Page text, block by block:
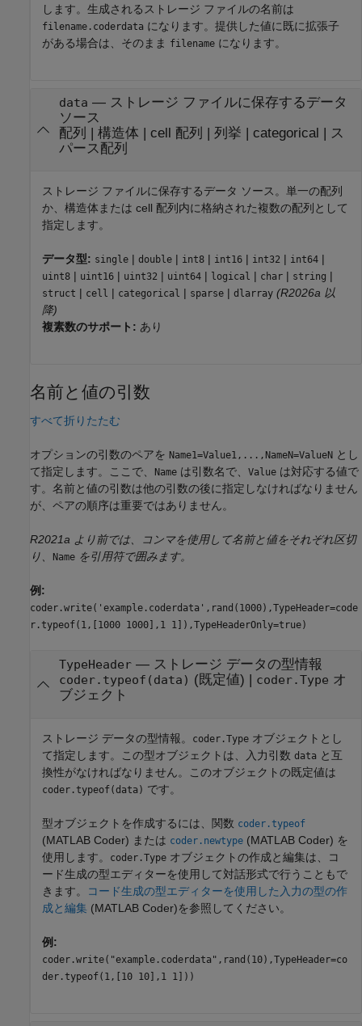
します。生成されるストレージ ファイルの名前は
filename.coderdata になります。提供した値に既に拡張子
がある場合は、そのまま filename になります。
data — ストレージ ファイルに保存するデータ
ソース
配列 | 構造体 | cell 配列 | 列挙 | categorical | ス
パース配列
ストレージ ファイルに保存するデータ ソース。単一の配列
か、構造体または cell 配列内に格納された複数の配列として
指定します。
データ型: single | double | int8 | int16 | int32 | int64 |
uint8 | uint16 | uint32 | uint64 | logical | char | string |
struct | cell | categorical | sparse | dlarray (R2026a 以
降)
複素数のサポート: あり
名前と値の引数
すべて折りたたむ
オプションの引数のペアを Name1=Value1,...,NameN=ValueN とし
て指定します。ここで、
Name は引数名で、 Value は対応する値で
す。名前と値の引数は他の引数の後に指定しなければなりません
が、ペアの順序は重要ではありません。
R2021a より前では、コンマを使用して名前と値をそれぞれ区切
り、
Name を引用符で囲みます。
例:
coder.write('example.coderdata',rand(1000),TypeHeader=code
r.typeof(1,[1000 1000],1 1]),TypeHeaderOnly=true)
TypeHeader— ストレージ データの型情報
coder.typeof(data) (既定値) | coder.Type オ
ブジェクト
ストレージ データの型情報。 coder.Type オブジェクトとし
て指定します。この型オブジェクトは、入力引数 data と互
換性がなければなりません。このオブジェクトの既定値は
coder.typeof(data) です。
型オブジェクトを作成するには、関数 coder.typeof
(MATLAB Coder) または coder.newtype (MATLAB Coder) を
使用します。
coder.Type オブジェクトの作成と編集は、コ
ード生成の型エディターを使用して対話形式で行うこともで
きます。
コード生成の型エディターを使用した入力の型の作
成と編集 (MATLAB Coder)を参照してください。
例:
coder.write("example.coderdata",rand(10),TypeHeader=co
der.typeof(1,[10 10],1 1]))